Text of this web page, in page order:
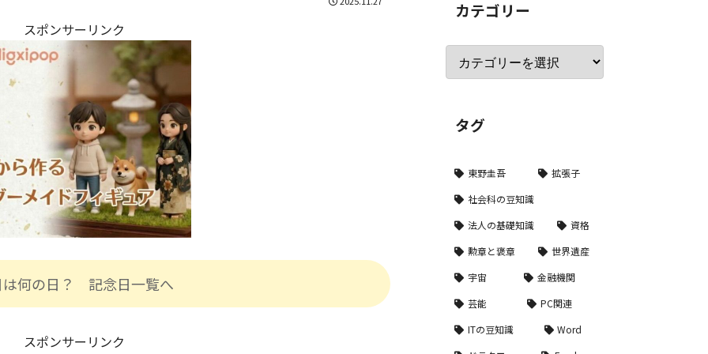
スポンサーリンク
は何の日？ 記念日一覧へ
スポンサーリンク
カテゴリー
タグ
東野圭吾
拡張子
社会科の豆知識
法人の基礎知識
資格
勲章と褒章
世界遺産
宇宙
金融機関
芸能
PC関連
ITの豆知識
Word